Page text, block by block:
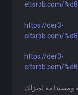
eltsrob.com/
https://der3-
eltsrob.com/
https://der3-
eltsrob.com/